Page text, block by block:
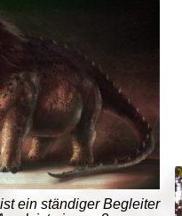
ein ständiger Begleiter